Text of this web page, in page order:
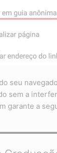
seu
sem a
garante a